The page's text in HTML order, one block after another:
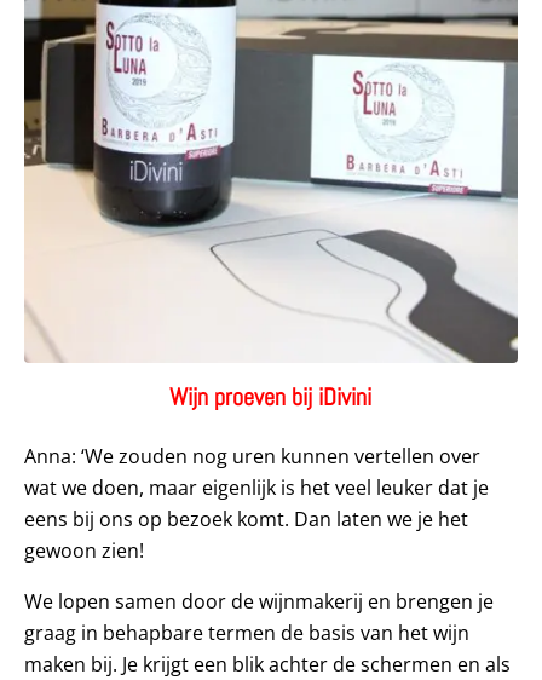
Wijn proeven bij iDivini
Anna: ‘We zouden nog uren kunnen vertellen over
wat we doen, maar eigenlijk is het veel leuker dat je
eens bij ons op bezoek komt. Dan laten we je het
gewoon zien!
We lopen samen door de wijnmakerij en brengen je
graag in behapbare termen de basis van het wijn
maken bij. Je krijgt een blik achter de schermen en als